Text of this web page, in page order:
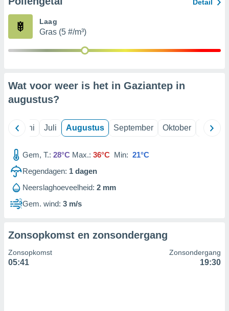
partners
Detail
Laag
Gras (5 #/m³)
Wat voor weer is het in Gaziantep in
augustus?
Juni Juli Augustus September Oktober
Gem, T.: 28°C Max.: 36°C Min: 21°C
Regendagen: 1 dagen
Neerslaghoeveelheid: 2 mm
Gem. wind: 3 m/s
Zonsopkomst en zonsondergang
Zonsopkomst
05:41
Zonsondergang
19:30